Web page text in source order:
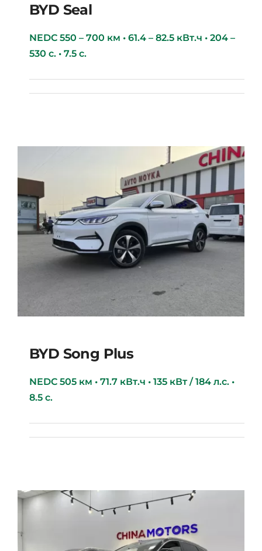
BYD Seal
NEDC 550 – 700 км • 61.4 – 82.5 кВт.ч • 204 –
530 с. • 7.5 с.
BYD Song Plus
NEDC 505 км • 71.7 кВт.ч • 135 кВт / 184 л.с. •
8.5 с.